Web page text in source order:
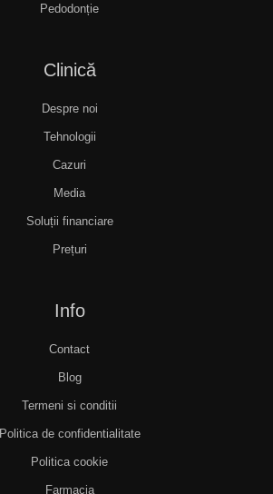
Pedodonție
Clinică
Despre noi
Tehnologii
Cazuri
Media
Soluții financiare
Prețuri
Info
Contact
Blog
Termeni si conditii
Politica de confidentialitate
Politica cookie
Farmacia